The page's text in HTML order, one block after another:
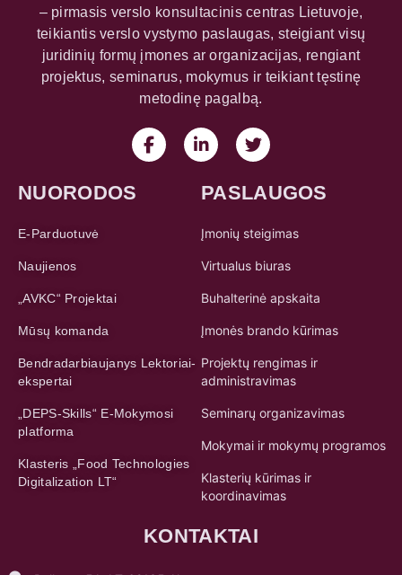
– pirmasis verslo konsultacinis centras Lietuvoje,
teikiantis verslo vystymo paslaugas, steigiant visų
juridinių formų įmones ar organizacijas, rengiant
projektus, seminarus, mokymus ir teikiant tęstinę
metodinę pagalbą.
NUORODOS
E-Parduotuvė
Naujienos
„AVKC“ Projektai
Mūsų komanda
Bendradarbiaujanys Lektoriai-
ekspertai
„DEPS-Skills“ E-Mokymosi
platforma
Klasteris „Food Technologies
Digitalization LT“
PASLAUGOS
Įmonių steigimas
Virtualus biuras
Buhalterinė apskaita
Įmonės brando kūrimas
Projektų rengimas ir
administravimas
Seminarų organizavimas
Mokymai ir mokymų programos
Klasterių kūrimas ir
koordinavimas
KONTAKTAI